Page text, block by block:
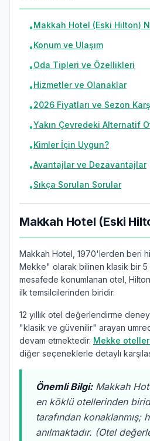
•Makkah Hotel (Eski Hilton)
•Konum ve Ulaşım
•Oda Tipleri ve Özellikleri
•Hizmetler ve Olanaklar
•2026 Fiyatları ve Sezon
•Yakın Çevredeki Alternatif
•Kimler İçin Uygun?
•Avantajlar ve Dezavantajlar
•Sıkça Sorulan Sorular
Makkah Hotel (Eski
Makkah Hotel, 1970'lerden beri
Mekke" olarak bilinen klasik bir 5
mesafede konumlanan otel,
ilk temsilcilerinden biridir.
12 yıllık otel değerlendirme
"klasik ve güvenilir" arayan
devam etmektedir. Mekke
diğer seçeneklerle detaylı
Önemli Bilgi:Makkah
en köklü otellerinden
tarafından konaklanmış;
anılmaktadır. (Otel